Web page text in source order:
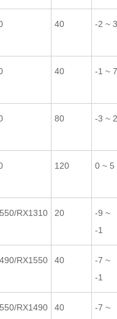
40 -2 ~ 3
40 -1 ~ 7
80 -3 ~ 2
120 0 ~ 5
RX1310 20
-9 ~
-1
RX1550 40
-7 ~
-1
RX1490 40
-7 ~